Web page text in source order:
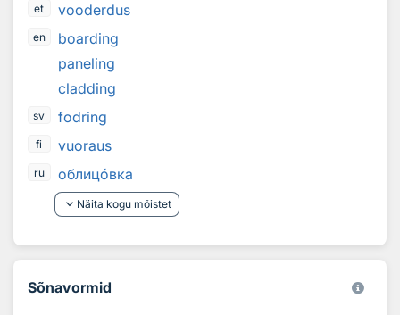
et
vooderdus
en
boarding
paneling
cladding
sv fodring
fi vuoraus
ru облицовка
keyboard_arrow_down Näita kogu mõistet
Sõnavormid